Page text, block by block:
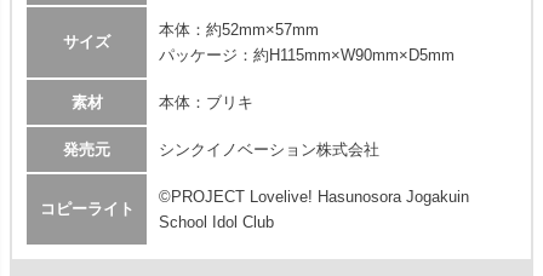
サイズ
本体：約52mm×57mm
パッケージ：約H115mm×W90mm×D5mm
素材 本体：ブリキ
発売元 シンクイノベーション株式会社
コピーライト
©PROJECT Lovelive! Hasunosora Jogakuin
School Idol Club